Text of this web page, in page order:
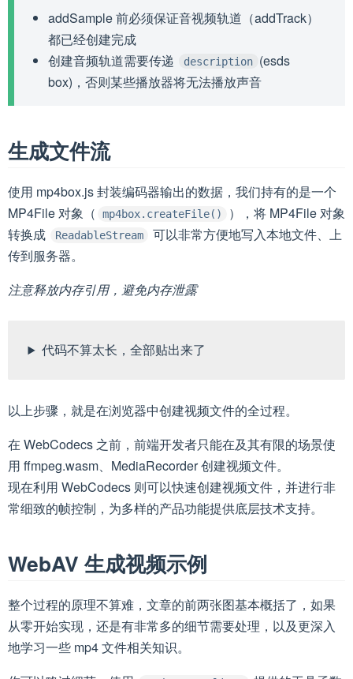
addSample 前必须保证音视频轨道（addTrack）
都已经创建完成
创建音频轨道需要传递
description (esds
box)，否则某些播放器将无法播放声音
生成文件流
使用 mp4box.js 封装编码器输出的数据，我们持有的是一个
MP4File 对象（
mp4box.createFile()
），将 MP4File 对象
转换成
ReadableStream
可以非常方便地写入本地文件、上
传到服务器。
注意释放内存引用，避免内存泄露
代码不算太长，全部贴出来了
以上步骤，就是在浏览器中创建视频文件的全过程。
在 WebCodecs 之前，前端开发者只能在及其有限的场景使
用 ffmpeg.wasm、MediaRecorder 创建视频文件。
现在利用 WebCodecs 则可以快速创建视频文件，并进行非
常细致的帧控制，为多样的产品功能提供底层技术支持。
WebAV 生成视频示例
整个过程的原理不算难，文章的前两张图基本概括了，如果
从零开始实现，还是有非常多的细节需要处理，以及更深入
地学习一些 mp4 文件相关知识。